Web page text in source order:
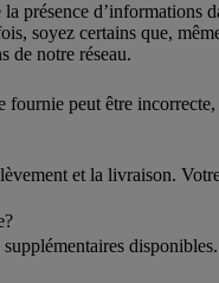
présence d’informations
soyez certains que,
de notre réseau.
fournie peut être
et la livraison.